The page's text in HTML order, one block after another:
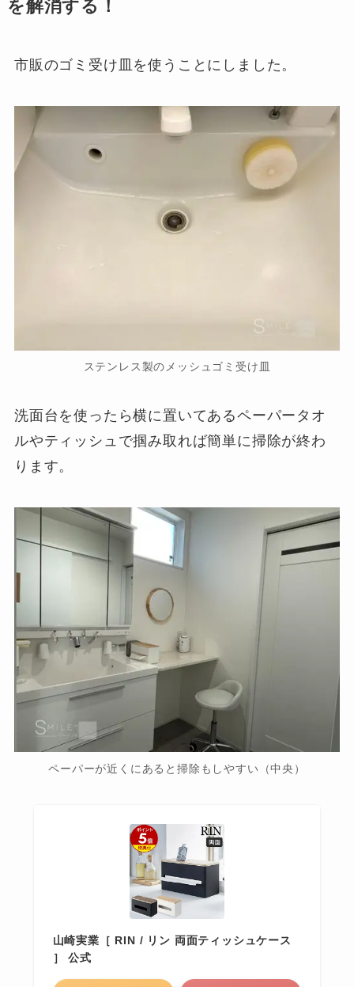
を解消する！
市販のゴミ受け皿を使うことにしました。
ステンレス製のメッシュゴミ受け皿
洗面台を使ったら横に置いてあるペーパータオ
ルやティッシュで掴み取れば簡単に掃除が終わ
ります。
ペーパーが近くにあると掃除もしやすい（中央）
山崎実業［ RIN / リン 両面ティッシュケース
］ 公式